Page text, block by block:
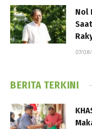
Nol
07/
BERITA TERKINI